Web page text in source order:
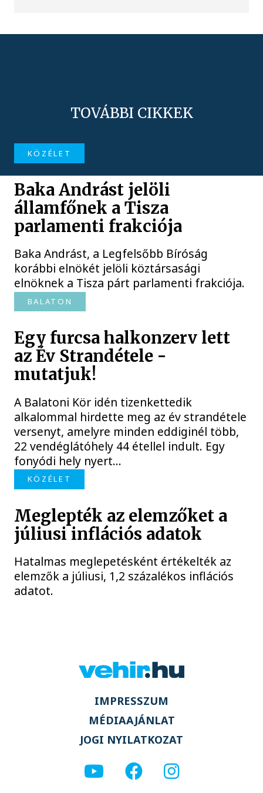
TOVÁBBI CIKKEK
KÖZÉLET
Baka Andrást jelöli
államfőnek a Tisza
parlamenti frakciója
Baka Andrást, a Legfelsőbb Bíróság
korábbi elnökét jelöli köztársasági
elnöknek a Tisza párt parlamenti frakciója.
BALATON
Egy furcsa halkonzerv lett
az Év Strandétele -
mutatjuk!
A Balatoni Kör idén tizenkettedik
alkalommal hirdette meg az év strandétele
versenyt, amelyre minden eddiginél több,
22 vendéglátóhely 44 étellel indult. Egy
fonyódi hely nyert...
KÖZÉLET
Meglepték az elemzőket a
júliusi inflációs adatok
Hatalmas meglepetésként értékelték az
elemzők a júliusi, 1,2 százalékos inflációs
adatot.
IMPRESSZUM
MÉDIAAJÁNLAT
JOGI NYILATKOZAT